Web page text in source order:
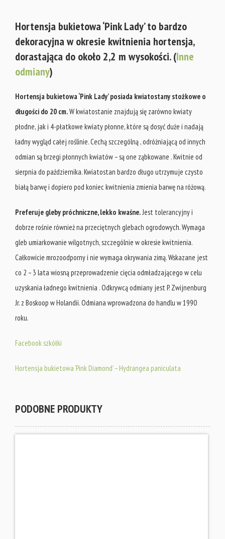
Hortensja bukietowa ‘Pink Lady’ to bardzo
dekoracyjna w okresie kwitnienia hortensja,
dorastająca do około 2,2 m wysokości. (Inne
odmiany)
Hortensja bukietowa ‘Pink Lady’ posiada kwiatostany stożkowe o
długości do 20 cm.W kwiatostanie znajdują się zarówno kwiaty
płodne, jak i 4-płatkowe kwiaty płonne, które są dosyć duże i nadają
ładny wygląd całej roślinie. Cechą szczególną , odróżniającą od innych
odmian są brzegi płonnych kwiatów – są one ząbkowane . Kwitnie od
sierpnia do października. Kwiatostan bardzo długo utrzymuje czysto
białą barwę i dopiero pod koniec kwitnienia zmienia barwę na różową.
Preferuje gleby próchniczne, lekko kwaśne.Jest tolerancyjny i
dobrze rośnie również na przeciętnych glebach ogrodowych. Wymaga
gleb umiarkowanie wilgotnych, szczególnie w okresie kwitnienia.
Całkowicie mrozoodporny i nie wymaga okrywania zimą. Wskazane jest
co 2 – 3 lata wiosną przeprowadzenie cięcia odmładzającego w celu
uzyskania ładnego kwitnienia . Odkrywcą odmiany jest P. Zwijnenburg
Jr. z Boskoop w Holandii. Odmiana wprowadzona do handlu w 1990
roku.
Facebook szkółki
Hortensja bukietowa ‘Pink Diamond’ – Hydrangea paniculata
PODOBNE PRODUKTY